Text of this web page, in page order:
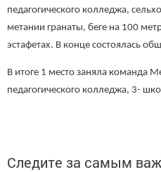
педагогического колледжа,
метании гранаты, беге на 100
эстафетах. В конце состоялась
В итоге 1 место заняла команда
педагогического колледжа, 3-
Следите за самым